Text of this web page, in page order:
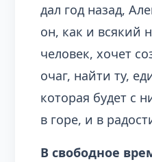
дал год назад,
он, как и всякий
человек, хочет
очаг, найти ту,
которая будет с
в горе, и в
В свободное